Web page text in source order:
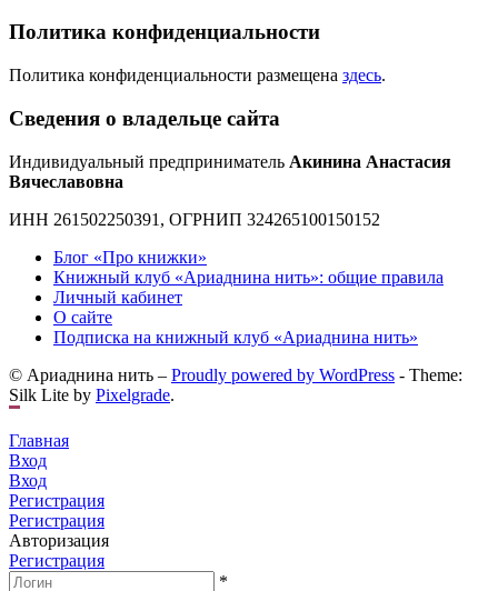
Политика конфиденциальности
Политика конфиденциальности размещена здесь.
Сведения о владельце сайта
Индивидуальный предприниматель Акинина Анастасия
Вячеславовна
ИНН 261502250391, ОГРНИП 324265100150152
Блог «Про книжки»
Книжный клуб «Ариаднина нить»: общие правила
Личный кабинет
О сайте
Подписка на книжный клуб «Ариаднина нить»
© Ариаднина нить – Proudly powered by WordPress - Theme:
Silk Lite by Pixelgrade.
Главная
Вход
Вход
Регистрация
Регистрация
Авторизация
Регистрация
*